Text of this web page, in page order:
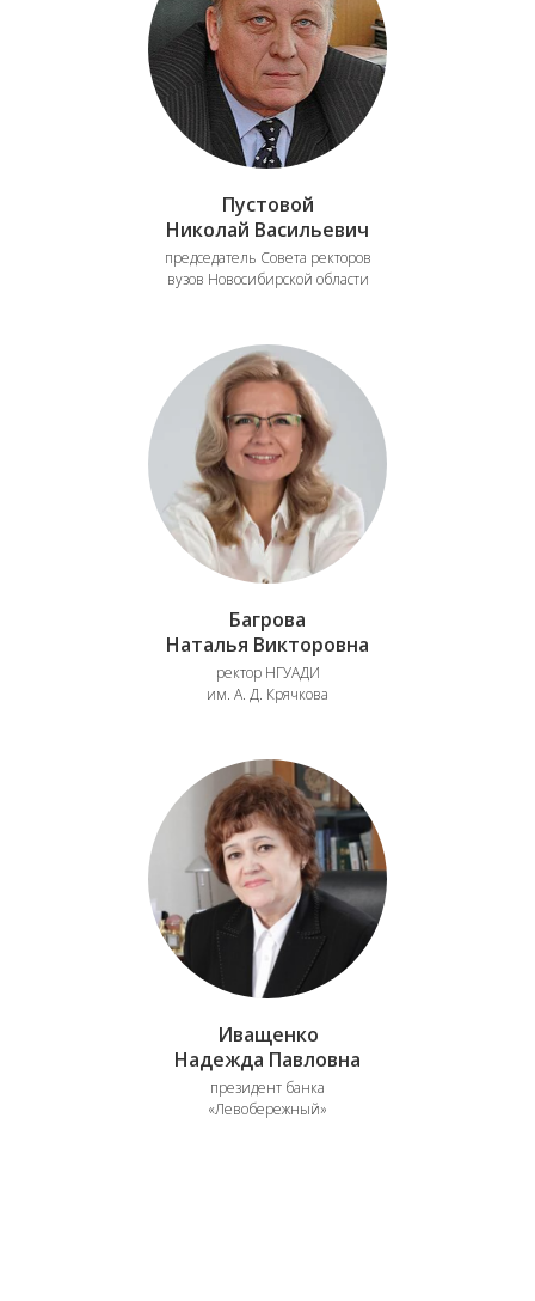
Пустовой
Николай Васильевич
председатель Совета ректоров
вузов Новосибирской области
Багрова
Наталья Викторовна
ректор НГУАДИ
им. А. Д. Крячкова
Иващенко
Надежда Павловна
президент банка
«Левобережный»